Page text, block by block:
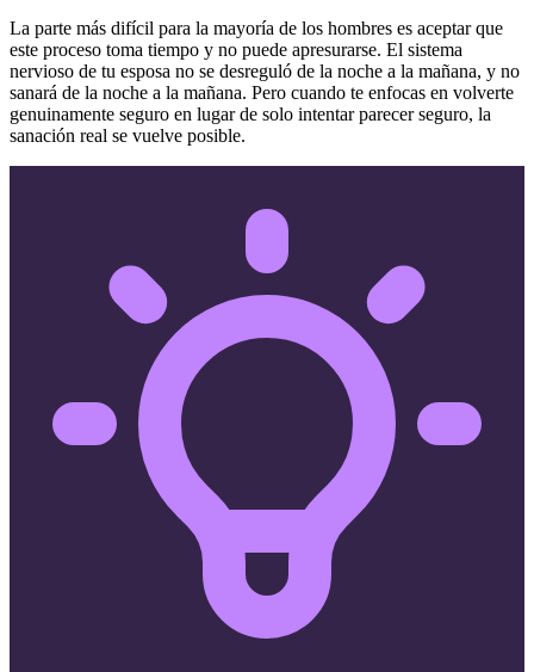
La parte más difícil para la mayoría de los hombres es aceptar que
este proceso toma tiempo y no puede apresurarse. El sistema
nervioso de tu esposa no se desreguló de la noche a la mañana, y no
sanará de la noche a la mañana. Pero cuando te enfocas en volverte
genuinamente seguro en lugar de solo intentar parecer seguro, la
sanación real se vuelve posible.